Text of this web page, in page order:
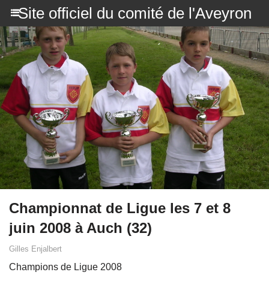
Site officiel du comité de l'Aveyron
Championnat de Ligue les 7 et 8
juin 2008 à Auch (32)
Gilles Enjalbert
Champions de Ligue 2008